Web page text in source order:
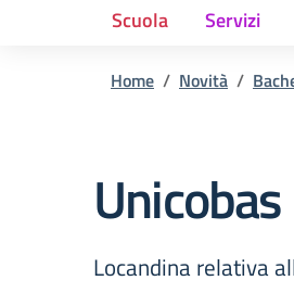
Scuola Servizi
Home Novità
Locandina relativa